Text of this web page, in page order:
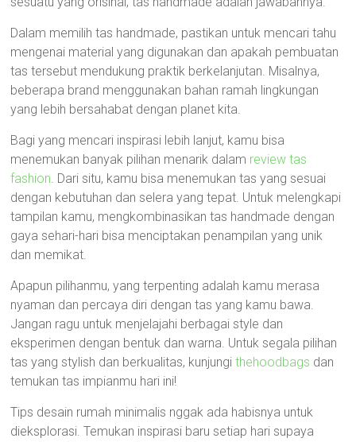
Dalam memilih tas handmade, pastikan untuk mencari tahu
mengenai material yang digunakan dan apakah pembuatan
tas tersebut mendukung praktik berkelanjutan. Misalnya,
beberapa brand menggunakan bahan ramah lingkungan
yang lebih bersahabat dengan planet kita.
Bagi yang mencari inspirasi lebih lanjut, kamu bisa
menemukan banyak pilihan menarik dalam review tas
fashion. Dari situ, kamu bisa menemukan tas yang sesuai
dengan kebutuhan dan selera yang tepat. Untuk melengkapi
tampilan kamu, mengkombinasikan tas handmade dengan
gaya sehari-hari bisa menciptakan penampilan yang unik
dan memikat.
Apapun pilihanmu, yang terpenting adalah kamu merasa
nyaman dan percaya diri dengan tas yang kamu bawa.
Jangan ragu untuk menjelajahi berbagai style dan
eksperimen dengan bentuk dan warna. Untuk segala pilihan
tas yang stylish dan berkualitas, kunjungithehoodbags dan
temukan tas impianmu hari ini!
Tips desain rumah minimalis nggak ada habisnya untuk
dieksplorasi. Temukan inspirasi baru setiap hari supaya